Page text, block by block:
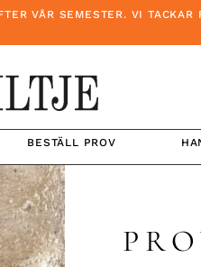
SEMESTER. VI TACKAR
BESTÄLL PROV